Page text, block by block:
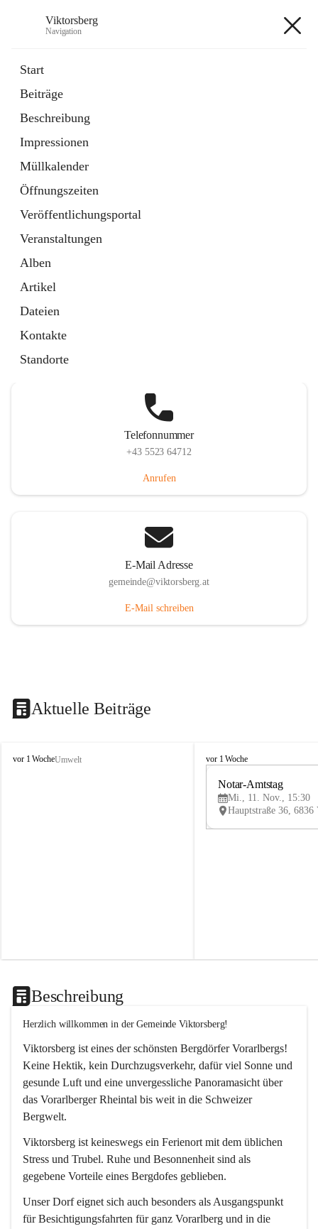
Viktorsberg
Navigation
Start
Beiträge
Beschreibung
Impressionen
Müllkalender
Öffnungszeiten
Veröffentlichungsportal
Veranstaltungen
Alben
Artikel
Dateien
Kontakte
Standorte
1 Schnellzugriff
Bürgerservice
10 Schnellzugriffe
Telefonnummer
+43 5523 64712
Anrufen
E-Mail Adresse
gemeinde@viktorsberg.at
E-Mail schreiben
Aktuelle Beiträge
V
vor 1 WocheUmwelt
V
vor 1 Woche
Notar-Amtstag
Mi., 11. Nov., 15:30
Beschreibung
Herzlich willkommen in der Gemeinde Viktorsberg!
Viktorsberg ist eines der schönsten Bergdörfer Vorarlbergs!
Keine Hektik, kein Durchzugsverkehr, dafür viel Sonne und
gesunde Luft und eine unvergessliche Panoramasicht über
das Vorarlberger Rheintal bis weit in die Schweizer
Bergwelt.
Viktorsberg ist keineswegs ein Ferienort mit dem üblichen
Stress und Trubel. Ruhe und Besonnenheit sind als
gegebene Vorteile eines Bergdofes geblieben.
Unser Dorf eignet sich auch besonders als Ausgangspunkt
für Besichtigungsfahrten für ganz Vorarlberg und in die